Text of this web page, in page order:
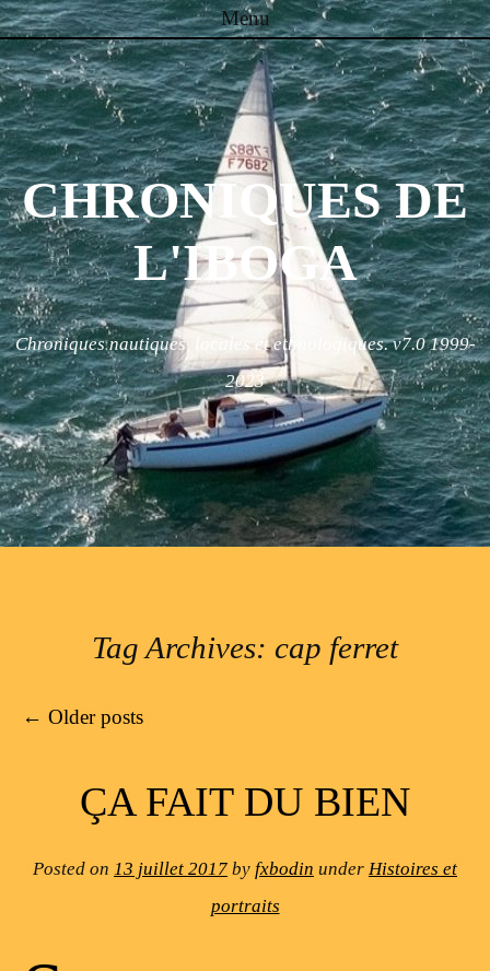
Menu
Skip to content
CHRONIQUES DE
L'IBOGA
Chroniques nautiques, locales et ethnologiques. v7.0 1999-
2023
Tag Archives: cap ferret
Post navigation
← Older posts
ÇA FAIT DU BIEN
Posted on 13 juillet 2017 by fxbodin under Histoires et
portraits